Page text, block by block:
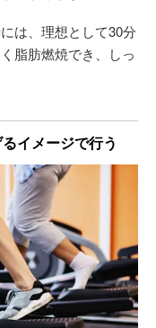
は、理想として30分
脂肪燃焼でき、しっ
イメージで行う